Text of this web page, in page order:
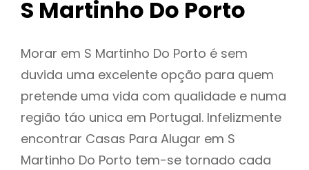
S Martinho Do Porto
Morar em S Martinho Do Porto é sem
duvida uma excelente opção para quem
pretende uma vida com qualidade e numa
região táo unica em Portugal. Infelizmente
encontrar Casas Para Alugar em S
Martinho Do Porto tem-se tornado cada